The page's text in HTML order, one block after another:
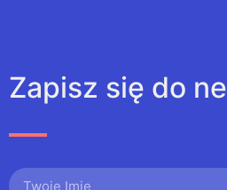
Zapisz się do